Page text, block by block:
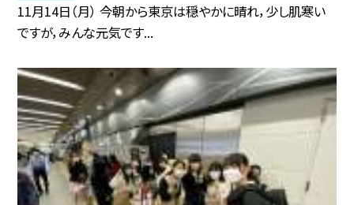
11月14日（月） 今朝から東京は穏やかに晴れ，少し肌寒い
ですが，みんな元気です...